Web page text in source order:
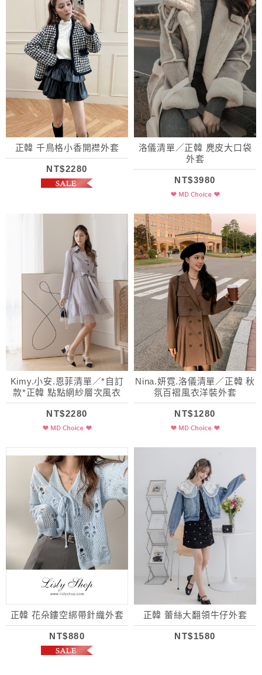
正韓 千鳥格小香開襟外套
NT$2280
洛儀清單／正韓 麂皮大口袋
外套
NT$3980
Kimy.小安.恩菲清單／*自訂
款*正韓 點點網紗層次風衣
NT$2280
Nina.妍霓.洛儀清單／正韓 秋
氛百褶風衣洋裝外套
NT$1280
正韓 花朵鏤空綁帶針織外套
NT$880
正韓 蕾絲大翻領牛仔外套
NT$1580